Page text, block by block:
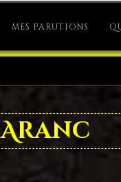
MES PARUTIONS
Aranc